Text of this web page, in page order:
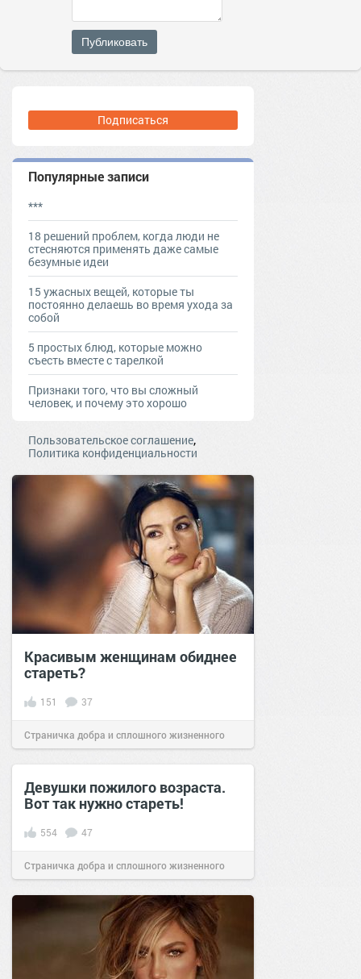
Публиковать
Подписаться
Популярные записи
***
18 решений проблем, когда люди не
стесняются применять даже самые
безумные идеи
15 ужасных вещей, которые ты
постоянно делаешь во время ухода за
собой
5 простых блюд, которые можно
съесть вместе с тарелкой
Признаки того, что вы сложный
человек, и почему это хорошо
Пользовательское соглашение,
Политика конфиденциальности
Красивым женщинам обиднее
стареть?
151 37
Страничка добра и сплошного жизненного
позитива! 10:00 24 авг 2021
Девушки пожилого возраста.
Вот так нужно стареть!
554 47
Страничка добра и сплошного жизненного
позитива!06:1405 мар 2018